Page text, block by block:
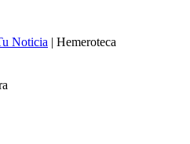
Noticia | Hemeroteca